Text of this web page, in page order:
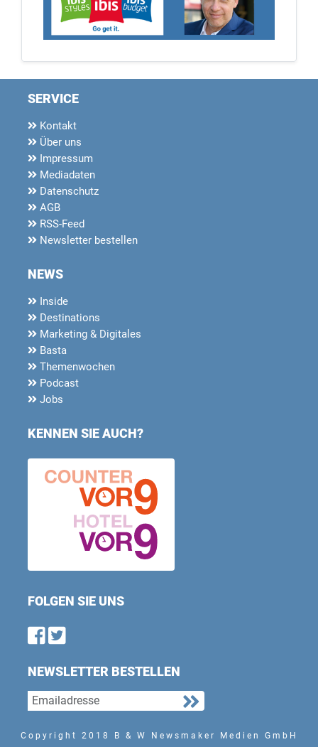
SERVICE
Kontakt
Über uns
Impressum
Mediadaten
Datenschutz
AGB
RSS-Feed
Newsletter bestellen
NEWS
Inside
Destinations
Marketing & Digitales
Basta
Themenwochen
Podcast
Jobs
KENNEN SIE AUCH?
FOLGEN SIE UNS
Find us on Facebook
Follow us on Twitter
NEWSLETTER BESTELLEN
Copyright 2018 B & W Newsmaker Medien GmbH